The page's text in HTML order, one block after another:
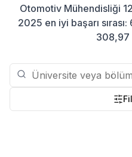
Otomotiv Mühendisliği
2025 en iyi başarı
308,97